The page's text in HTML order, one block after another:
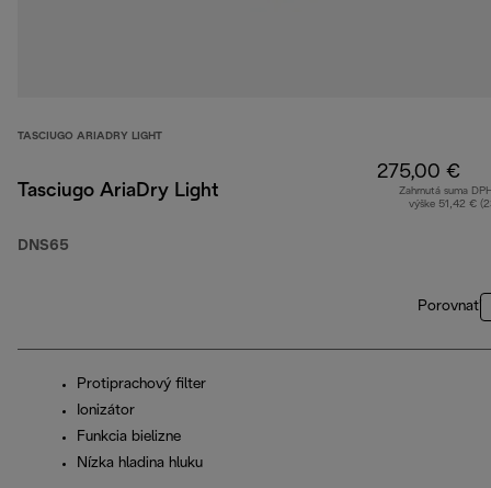
TASCIUGO ARIADRY LIGHT
Tasciugo AriaDry Light
DNS65
275,00 €
Zahrnutá suma
výške 51,42 €
Porovnať
Protiprachový filter
Ionizátor
Funkcia bielizne
Nízka hladina hluku